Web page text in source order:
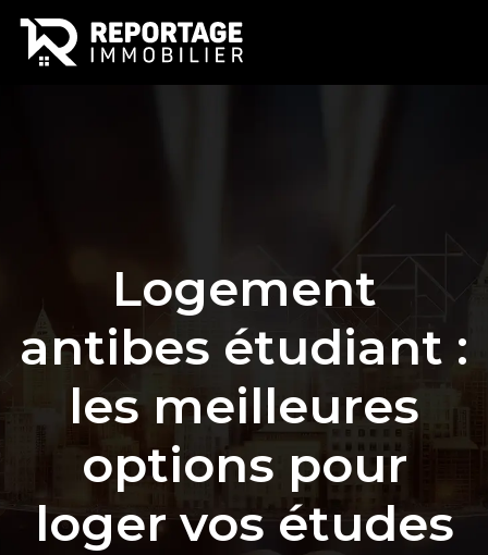
Logement
antibes étudiant :
les meilleures
options pour
loger vos études